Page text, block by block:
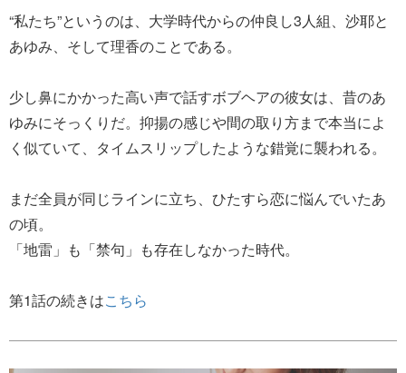
“私たち”というのは、大学時代からの仲良し3人組、沙耶と
あゆみ、そして理香のことである。
少し鼻にかかった高い声で話すボブヘアの彼女は、昔のあ
ゆみにそっくりだ。抑揚の感じや間の取り方まで本当によ
く似ていて、タイムスリップしたような錯覚に襲われる。
まだ全員が同じラインに立ち、ひたすら恋に悩んでいたあ
の頃。
「地雷」も「禁句」も存在しなかった時代。
第1話の続きはこちら